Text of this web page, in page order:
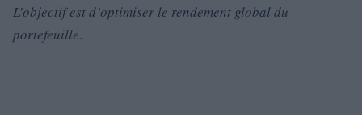
L’objectif est d’optimiser le rendement global du
portefeuille.